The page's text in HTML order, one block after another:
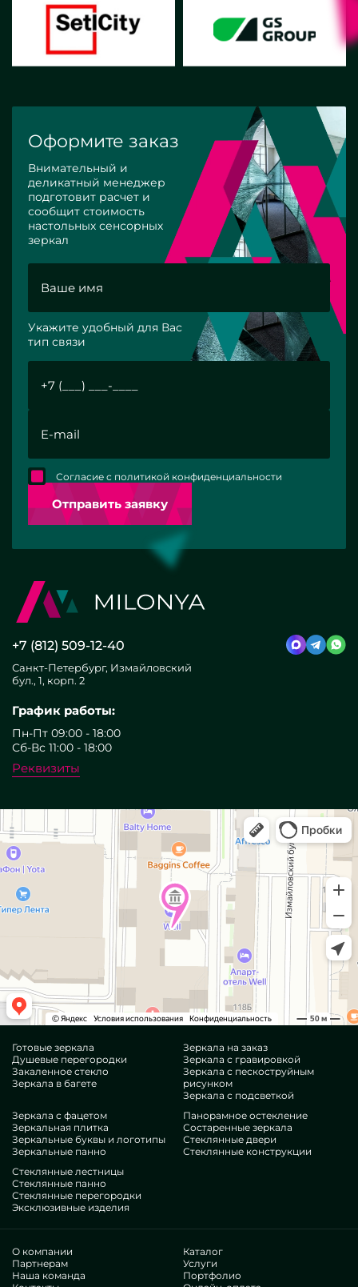
Оформите заказ
Внимательный и
деликатный менеджер
подготовит расчет и
сообщит стоимость
настольных сенсорных
зеркал
Укажите удобный для Вас
тип связи
Отправить заявку
Согласие с политикой конфиденциальности
+7 (812) 509-12-40
Санкт-Петербург, Измайловский
бул., 1, корп. 2
График работы:
Пн-Пт 09:00 - 18:00
Сб-Вс 11:00 - 18:00
Реквизиты
Готовые зеркала
Душевые перегородки
Закаленное стекло
Зеркала в багете
Зеркала на заказ
Зеркала с гравировкой
Зеркала с пескоструйным
рисунком
Зеркала с подсветкой
Зеркала с фацетом
Зеркальная плитка
Зеркальные буквы и логотипы
Зеркальные панно
Панорамное остекление
Состаренные зеркала
Стеклянные двери
Стеклянные конструкции
Стеклянные лестницы
Стеклянные панно
Стеклянные перегородки
Эксклюзивные изделия
О компании
Партнерам
Наша команда
Каталог
Услуги
Портфолио